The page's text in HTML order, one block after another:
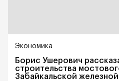
Экономика
Борис Ушерович
строительства
Забайкальской